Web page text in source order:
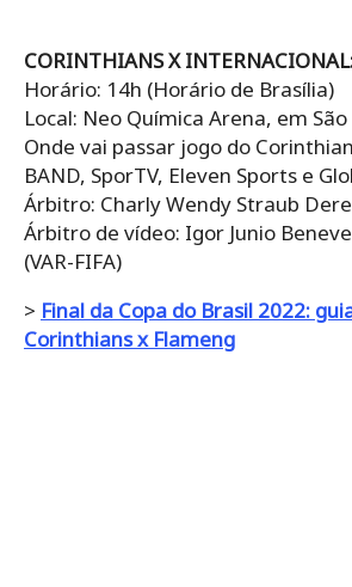
CORINTHIANS X
Horário: 14h (Horário de Brasília)
Local: Neo Química Arena, em
Onde vai passar jogo do
BAND, SporTV, Eleven Sports e
Árbitro: Charly Wendy Straub
Árbitro de vídeo: Igor Junio
(VAR-FIFA)
> Final da Copa do Brasil 2022:
Corinthians x Flameng